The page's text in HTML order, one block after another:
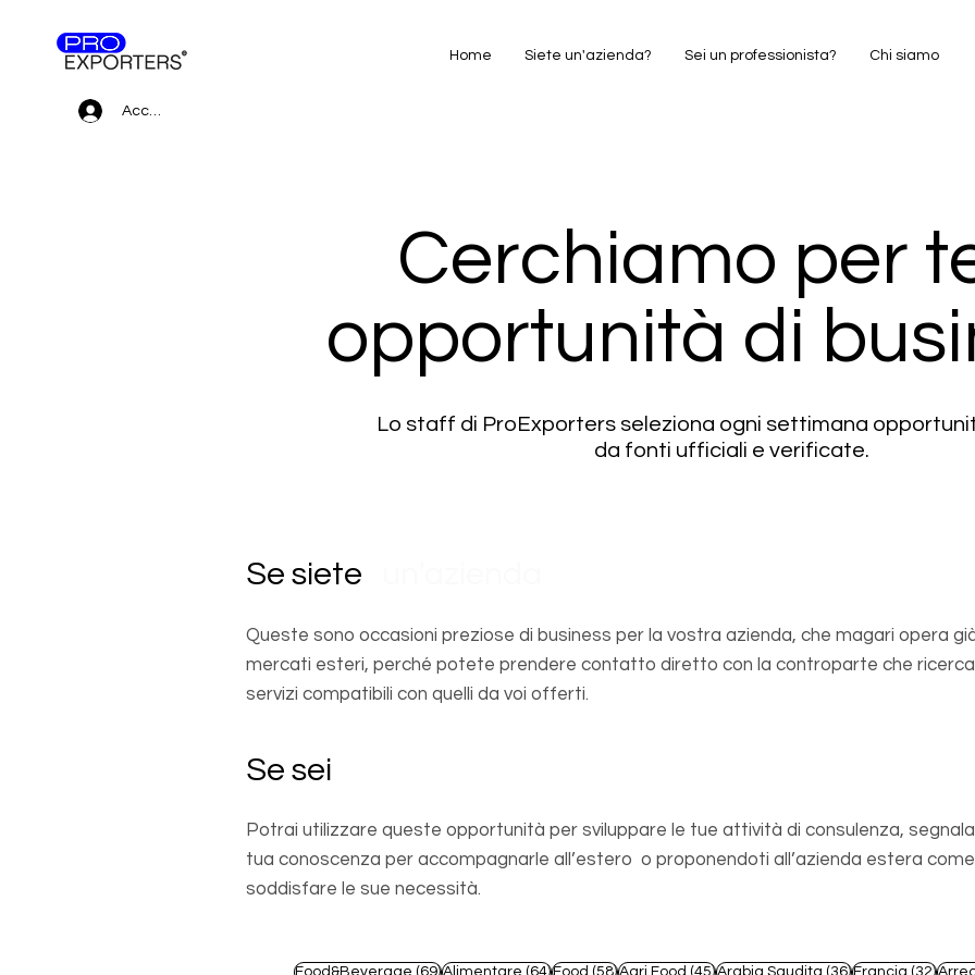
Accedi
Home Siete un'azienda? Sei un professionista? Chi siamo
Cerchiamo per
opportunità di
Lo staff di ProExporters seleziona ogni settimana
da fonti ufficiali e verificate.
Se siete
Queste sono occasioni preziose di business per la vostra azienda, che magari opera
mercati esteri, perché potete prendere contatto diretto con la controparte che
servizi compatibili con quelli da voi offerti.
Se sei
Potrai utilizzare queste opportunità per sviluppare le tue attività di consulenza,
tua conoscenza per accompagnarle all’estero o proponendoti all’azienda estera
soddisfare le sue necessità.
Food&Beverage (69)69 post
Alimentare (64)64 post
Food (58)58 post
Agri Food (45)45 post
Arabia Saudita (36)36 post
Francia (32)32